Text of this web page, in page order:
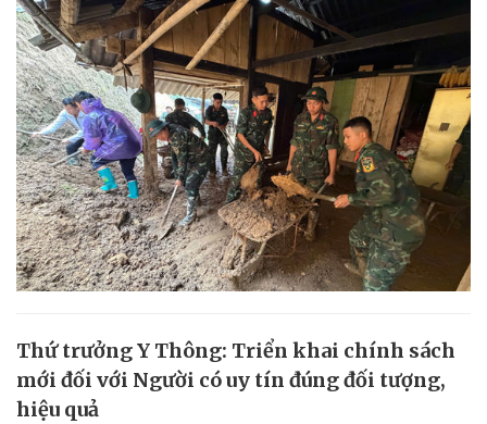
Thứ trưởng Y Thông: Triển khai chính sách
mới đối với Người có uy tín đúng đối tượng,
hiệu quả